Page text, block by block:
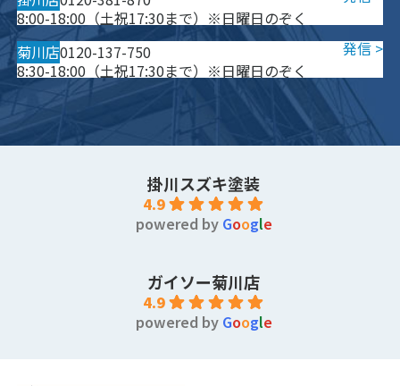
8:00-18:00（土祝17:30まで）※日曜日のぞく
菊川店0120-137-750
8:30-18:00（土祝17:30まで）※日曜日のぞく
掛川スズキ塗装
4.9
powered by Google
ガイソー菊川店
4.9
powered by Google